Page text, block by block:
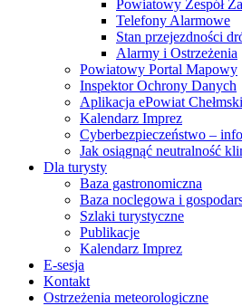
Powiatowy Zespół
Telefony Alarmowe
Stan przejezdności
Alarmy i Ostrzeżenia
Powiatowy Portal Mapowy
Inspektor Ochrony Danych
Aplikacja ePowiat Chełmski
Kalendarz Imprez
Cyberbezpieczeństwo –
Jak osiągnąć neutralność
Dla turysty
Baza gastronomiczna
Baza noclegowa i
Szlaki turystyczne
Publikacje
Kalendarz Imprez
E-sesja
Kontakt
Ostrzeżenia meteorologiczne